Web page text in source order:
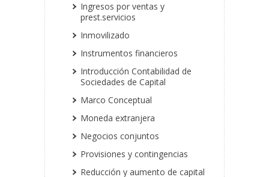
Ingresos por ventas y
prest.servicios
Inmovilizado
Instrumentos financieros
Introducción Contabilidad de
Sociedades de Capital
Marco Conceptual
Moneda extranjera
Negocios conjuntos
Provisiones y contingencias
Reducción y aumento de capital